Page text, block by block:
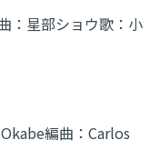
： 星部ショウ歌： 小
編曲： Carlos